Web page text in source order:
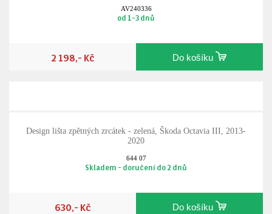
AV240336
od 1-3 dnů
2 198,- Kč Do košíku
Design lišta zpětných zrcátek - zelená, Škoda Octavia III, 2013-
2020
644 07
Skladem - doručení do 2 dnů
630,- Kč Do košíku